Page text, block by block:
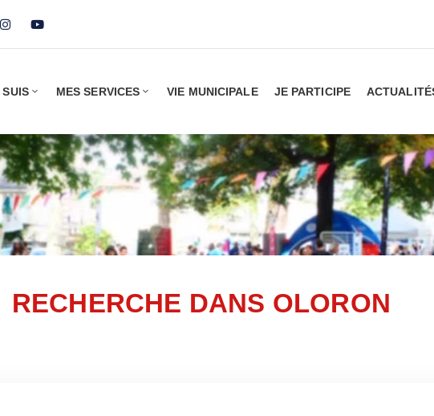
MES SERVICES VIE MUNICIPALE JE PARTICIPE
RECHERCHE DANS OLORON